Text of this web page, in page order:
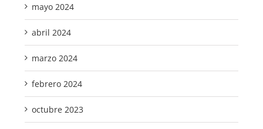
mayo 2024
abril 2024
marzo 2024
febrero 2024
octubre 2023